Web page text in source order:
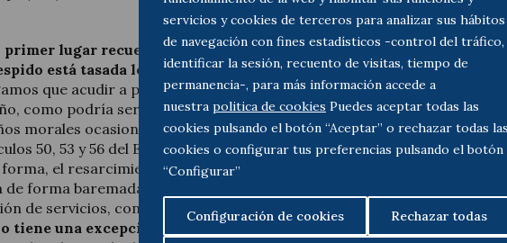
servicios y cookies de terceros para analizar sus hábitos
de navegación con fines estadísticos -control del tráfico,
identificar la sesión, recuento de visitas, tiempo de
permanencia-, para más información accede a
nuestra politica de cookies Puedes aceptar todas las
cookies pulsando el botón “Aceptar” o rechazar todas las
cookies o configurar tus preferencias pulsando el botón
“Configurar”
Configuración de cookies Rechazar todas
primer lugar recuerda que la
está tasada legalmente, lo que
que acudir a parámetros
como podría ser el daño emergente, el
morales ocasionados, sino que su cuantía
50, 53 y 56 del Estatuto de los
el resarcimiento por la resolución del
forma baremada en función del salario y
de servicios, con unos topes máximos.
tiene una excepció
n: cuando la decisión
que sea clara y
de ley o abuso
del contrato.
Si se cumplen estos
aplicación del artículo
umbrales legales.
adecuarse a unos
incurriría en
entre los
arbitrariedad y toda
descartable que “la